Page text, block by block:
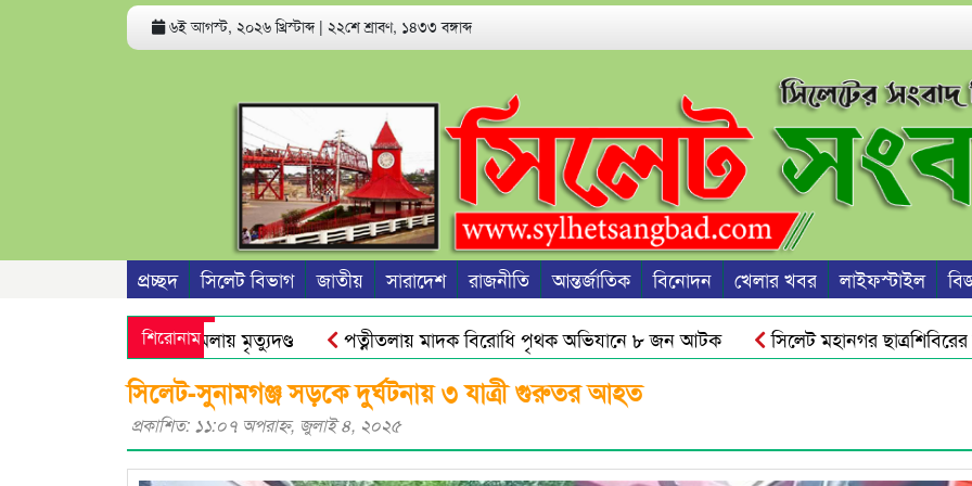
৬ই আগস্ট, ২০২৬ খ্রিস্টাব্দ | ২২শে শ্রাবণ, ১৪৩৩ বঙ্গাব্দ
প্রচ্ছদ সিলেট বিভাগ জাতীয় সারাদেশ রাজনীতি আন্তর্জাতিক বিনোদন খেলার খবর লাইফস্টাইল
শিরোনাম
ধর্ষণচেষ্টা ও হত্যা মামলায় মৃত্যুদণ্ড পত্নীতলায় মাদক বিরোধি পৃথক অভিযানে ৮ জন আটক সিলেট মহানগর ছাত্রশিবিরের
মুজিব পরদেশী কারাগারে ঢাকা আলিয়া মাদ্রাসায় ছাত্রদল-ছাত্রশিবিরের মধ্যে সংঘর্ষ, আহত অর্ধ শতাধিক
সিলেট-সুনামগঞ্জ সড়কে দুর্ঘটনায় ৩ যাত্রী গুরুতর আহত
প্রকাশিত: ১১:০৭ অপরাহ্ণ, জুলাই ৪, ২০২৫